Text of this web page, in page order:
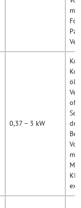
0,37 – 3 kW